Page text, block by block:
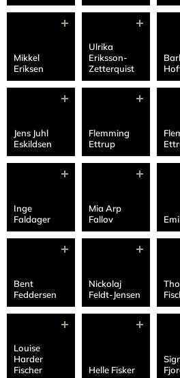
Mikkel
Eriksen
Ulrika
Eriksson-
Zetterquist
Jens Juhl
Eskildsen
Flemming
Ettrup
Inge
Faldager
Mia Arp
Fallov
Bent
Feddersen
Nickolaj
Feldt-Jensen
Louise
Harder
Fischer
Helle Fisker